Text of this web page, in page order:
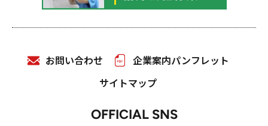
お問い合わせ
企業案内パンフレット
サイトマップ
OFFICIAL SNS